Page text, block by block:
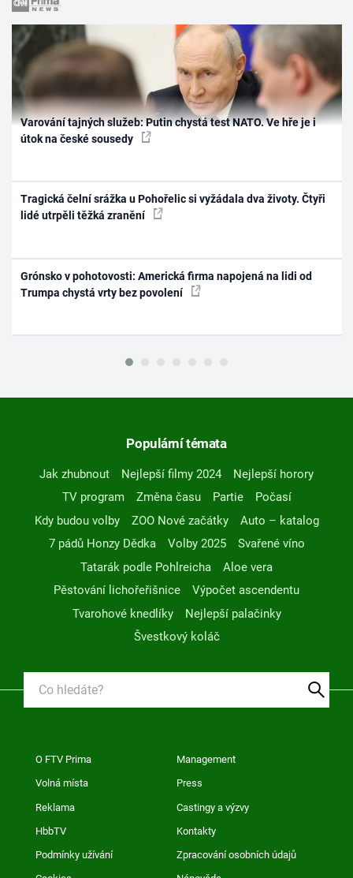
Varování tajných služeb: Putin chystá test NATO. Ve hře je i
útok na české sousedy
Tragická čelní srážka u Pohořelic si vyžádala dva životy. Čtyři
lidé utrpěli těžká zranění
Grónsko v pohotovosti: Americká firma napojená na lidi od
Trumpa chystá vrty bez povolení
Populární témata
Jak zhubnout Nejlepší filmy 2024
Nejlepší horory
TV program
Změna času Partie
Počasí
Kdy budou volby
ZOO Nové začátky
Auto – katalog
7 pádů Honzy Dědka
Volby 2025
Svařené víno
Tatarák podle Pohlreicha
Aloe vera
Pěstování lichořeřišnice
Výpočet ascendentu
Tvarohové knedlíky
Nejlepší palačinky
Švestkový koláč
O FTV Prima Management
Volná místa Press
Reklama Castingy a výzvy
HbbTV Kontakty
Podmínky užívání Zpracování osobních údajů